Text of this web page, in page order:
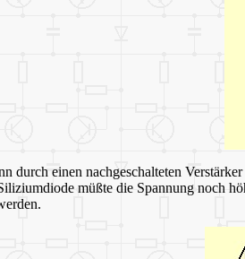
durch einen nachgeschalteten
müßte die Spannung noch